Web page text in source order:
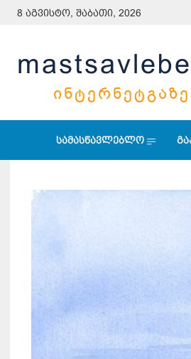
8 აგვისტო, შაბათი, 2026
სამასწავლებლო